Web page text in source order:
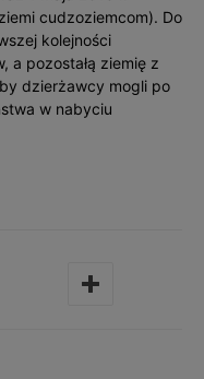
cudzoziemcom). Do
kolejności
a pozostałą ziemię z
dzierżawcy mogli po
w nabyciu